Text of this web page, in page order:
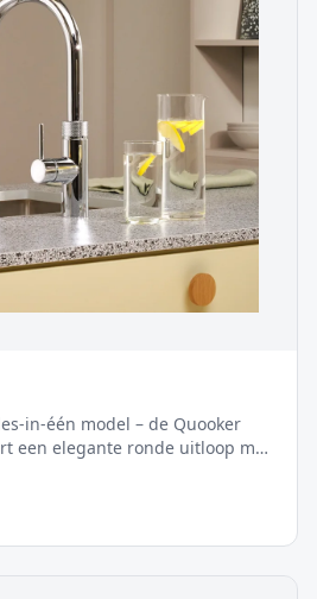
in-één model – de Quooker
een elegante ronde uitloop met
slang. Deze
biedt direct kokend,
één stijlvolle kraan, en met de
en bruisend water.